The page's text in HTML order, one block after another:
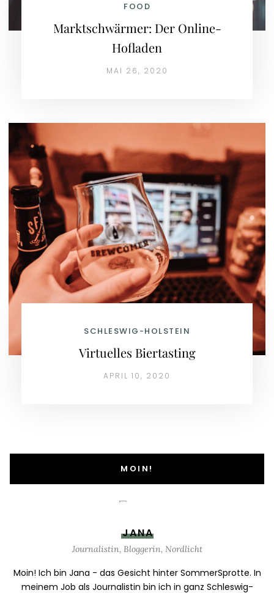
FOOD
Marktschwärmer: Der Online-
Hofladen
MAI 26, 2020
SCHLESWIG-HOLSTEIN
Virtuelles Biertasting
APRIL 10, 2020
MOIN!
JANA
Journalistin, Bloggerin, Nordlicht
Moin! Ich bin Jana - das Gesicht hinter SommerSprotte. In
meinem Job als Journalistin bin ich in ganz Schleswig-